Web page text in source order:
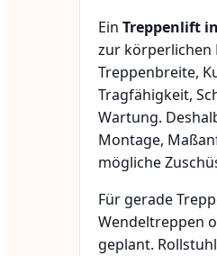
Ein Treppenlift
zur körperlichen
Treppenbreite,
Tragfähigkeit,
Wartung.
Montage,
mögliche
Für gerade
Wendeltreppen
geplant.